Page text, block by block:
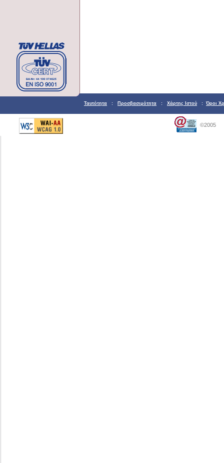
Ταυτότητα : Προσβασιμότητα : Χάρτης Ιστού : Όροι
©2005